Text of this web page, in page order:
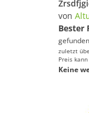
von
Bester
zuletzt
Preis
Keine